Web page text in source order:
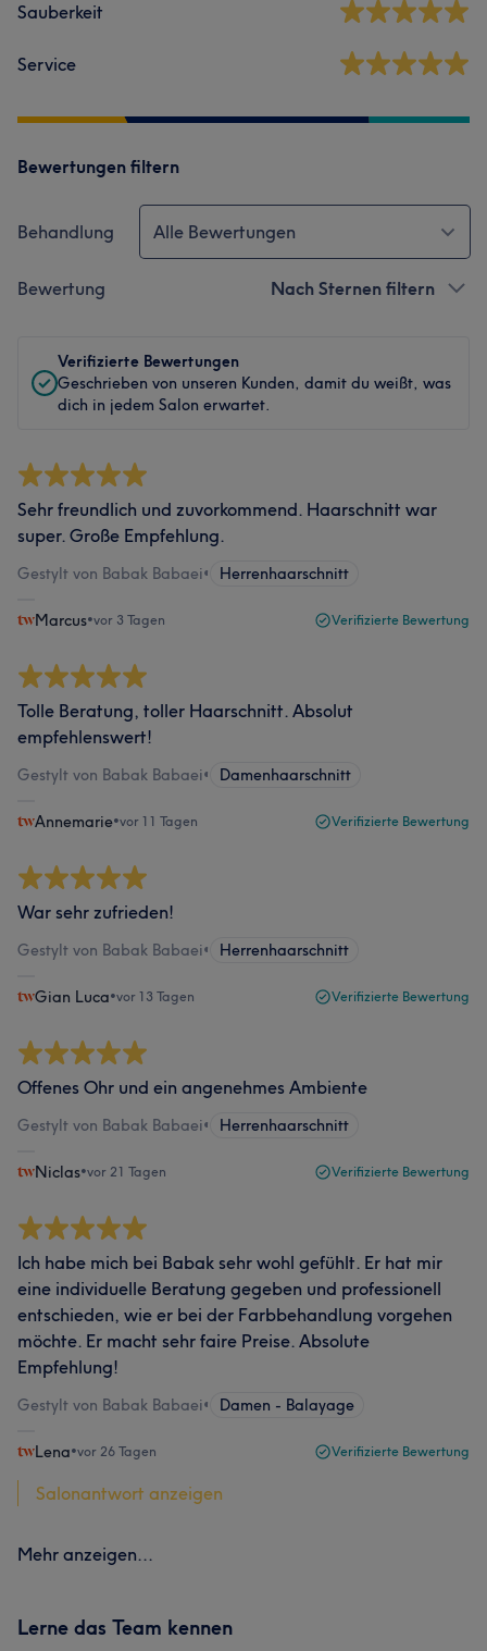
Sauberkeit
Service
Bewertungen filtern
Behandlung Alle Bewertungen
Bewertung Nach Sternen filtern
Verifizierte Bewertungen
Geschrieben von unseren Kunden, damit du weißt, was
dich in jedem Salon erwartet.
Sehr freundlich und zuvorkommend. Haarschnitt war
super. Große Empfehlung.
Gestylt von Babak Babaei• Herrenhaarschnitt
Marcus•vor 3 Tagen Verifizierte Bewertung
Tolle Beratung, toller Haarschnitt. Absolut
empfehlenswert!
Gestylt von Babak Babaei• Damenhaarschnitt
Annemarie•vor 11 Tagen Verifizierte Bewertung
War sehr zufrieden!
Gestylt von Babak Babaei• Herrenhaarschnitt
Gian Luca•vor 13 Tagen Verifizierte Bewertung
Offenes Ohr und ein angenehmes Ambiente
Gestylt von Babak Babaei• Herrenhaarschnitt
Niclas•vor 21 Tagen Verifizierte Bewertung
Ich habe mich bei Babak sehr wohl gefühlt. Er hat mir
eine individuelle Beratung gegeben und professionell
entschieden, wie er bei der Farbbehandlung vorgehen
möchte. Er macht sehr faire Preise. Absolute
Empfehlung!
Gestylt von Babak Babaei• Damen - Balayage
Lena•vor 26 Tagen Verifizierte Bewertung
Salonantwort anzeigen
Mehr anzeigen...
Lerne das Team kennen